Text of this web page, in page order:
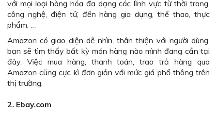
với mọi loại hàng hóa đa dạng các lĩnh vực từ thời trang,
công nghệ, điện tử, đến hàng gia dụng, thể thao, thực
phẩm, …
Amazon có giao diện dễ nhìn, thân thiện với người dùng,
bạn sẽ tìm thấy bất kỳ món hàng nào mình đang cần tại
đây. Việc mua hàng, thanh toán, trao trả hàng qua
Amazon cũng cực kì đơn giản với mức giá phổ thông trên
thị trường.
2. Ebay.com